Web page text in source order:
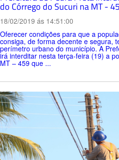
do Córrego do Sucuri na MT -
18/02/2019 ás 14:51:00
Oferecer condições para que a
consiga, de forma decente e segura,
perímetro urbano do município. A
irá interditar nesta terça-feira (19) a
MT – 459 que ...